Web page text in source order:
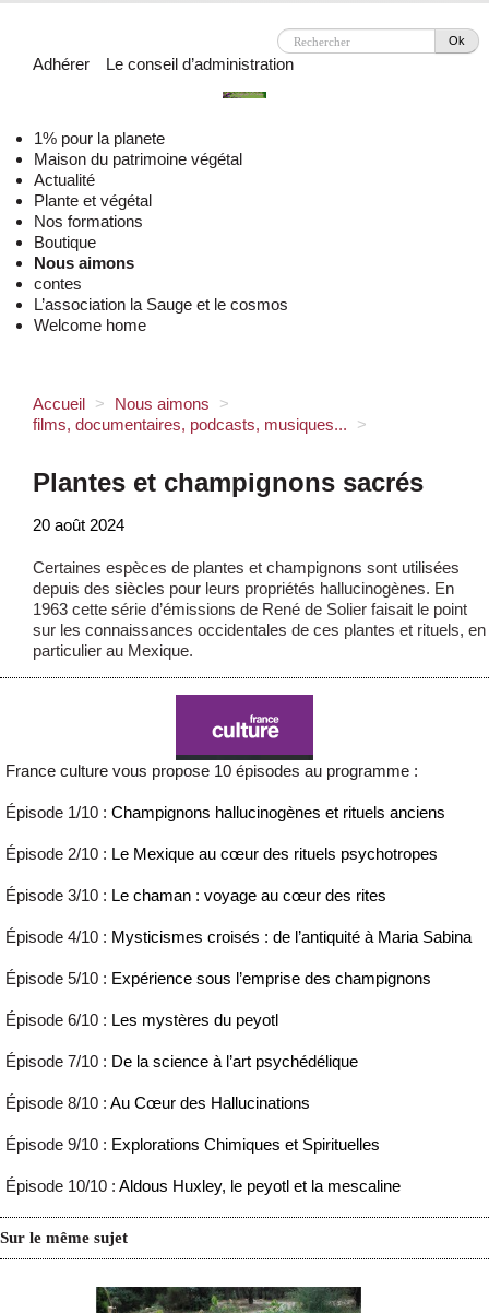
Ok
Adhérer Le conseil d’administration
1% pour la planete
Maison du patrimoine végétal
Actualité
Plante et végétal
Nos formations
Boutique
Nous aimons
contes
L’association la Sauge et le cosmos
Welcome home
Accueil > Nous aimons
>
films, documentaires, podcasts, musiques...
>
Plantes et champignons sacrés
20 août 2024
Certaines espèces de plantes et champignons sont utilisées
depuis des siècles pour leurs propriétés hallucinogènes. En
1963 cette série d’émissions de René de Solier faisait le point
sur les connaissances occidentales de ces plantes et rituels, en
particulier au Mexique.
France culture vous propose 10 épisodes au programme :
Épisode 1/10 : Champignons hallucinogènes et rituels anciens
Épisode 2/10 : Le Mexique au cœur des rituels psychotropes
Épisode 3/10 : Le chaman : voyage au cœur des rites
Épisode 4/10 : Mysticismes croisés : de l’antiquité à Maria Sabina
Épisode 5/10 : Expérience sous l’emprise des champignons
Épisode 6/10 : Les mystères du peyotl
Épisode 7/10 : De la science à l’art psychédélique
Épisode 8/10 : Au Cœur des Hallucinations
Épisode 9/10 : Explorations Chimiques et Spirituelles
Épisode 10/10 : Aldous Huxley, le peyotl et la mescaline
Sur le même sujet